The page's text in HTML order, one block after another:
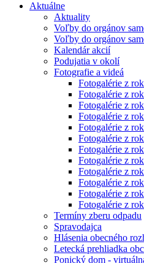
Aktuálne
Aktuality
Voľby do orgánov
Voľby do orgánov
Kalendár akcií
Podujatia v okolí
Fotografie a videá
Fotogalérie z
Fotogalérie z
Fotogalérie z
Fotogalérie z
Fotogalérie z
Fotogalérie z
Fotogalérie z
Fotogalérie z
Fotogalérie z
Fotogalérie z
Fotogalérie z
Fotogalérie z
Termíny zberu odpadu
Spravodajca
Hlásenia obecného
Letecká prehliadka
Ponický dom -